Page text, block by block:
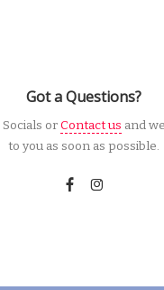
Got a Questions?
orContact us and
to you as soon as possible.